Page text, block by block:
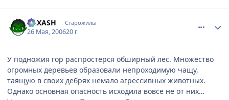
RAXASH Старожилы
26 Мая, 200620 г
У подножия гор распростерся обширный лес. Множество
огромных деревьев образовали непроходимую чащу,
таящую в своих дебрях немало агрессивных животных.
Однако основная опасность исходила вовсе не от них…